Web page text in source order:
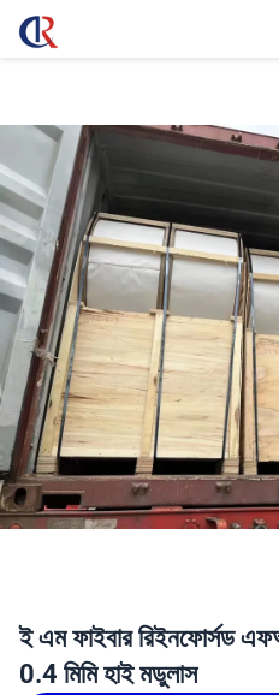
ই এম ফাইবার রিইনফোর্সড
0.4 মিমি হাই মডুলাস